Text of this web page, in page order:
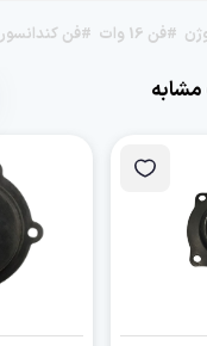
#فن 16 وات #فن کندانسور